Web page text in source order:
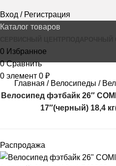
Вход / Регистрация
Каталог товаров
0 Избранное
0 Сравнить
0 элемент 0 ₽
Главная
Велосипеды
Велосипед фэтбайк 26″
17″(черный) 18,4
Распродажа